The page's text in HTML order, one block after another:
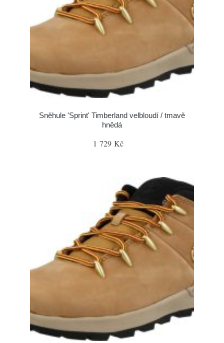
Sněhule 'Sprint' Timberland velbloudí / tmavě
hnědá
1 729 Kč